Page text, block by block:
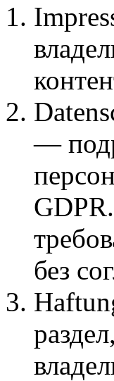
—
без